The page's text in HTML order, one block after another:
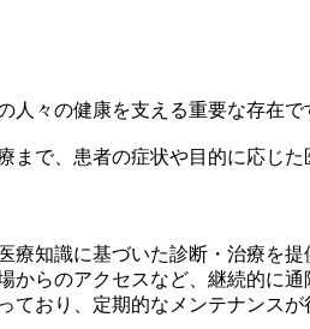
人々の健康を支える重要な存在
まで、患者の症状や目的に応じ
療知識に基づいた診断・治療を
からのアクセスなど、継続的に
ており、定期的なメンテナンス